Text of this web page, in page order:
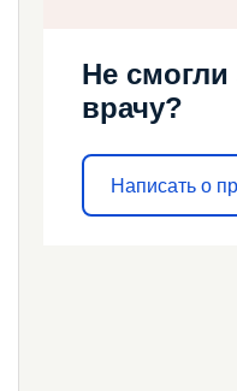
Не смогли
врачу?
Написать о